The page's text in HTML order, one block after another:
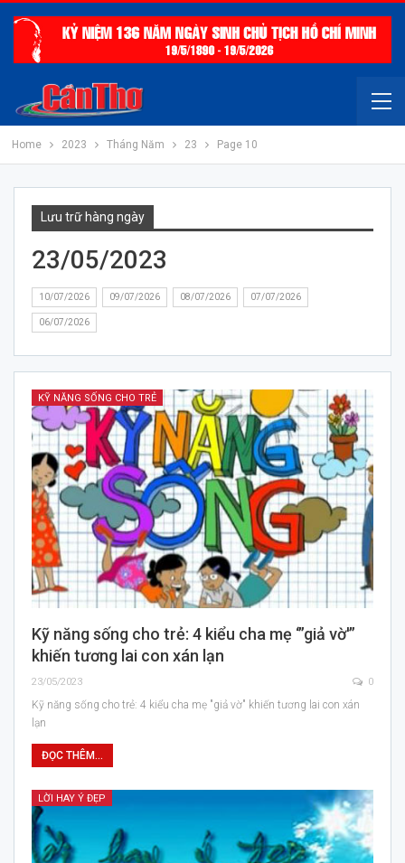
Home 2023 Tháng Năm 23 Page 10
Lưu trữ hàng ngày
23/05/2023
10/07/2026 09/07/2026 08/07/2026 07/07/2026
06/07/2026
KỸ NĂNG SỐNG CHO TRẺ
Kỹ năng sống cho trẻ: 4 kiểu cha mẹ ‘”giả vờ'”
khiến tương lai con xán lạn
23/05/2023 0
Kỹ năng sống cho trẻ: 4 kiểu cha mẹ "giả vờ" khiến tương lai con xán
lạn
ĐỌC THÊM...
LỜI HAY Ý ĐẸP